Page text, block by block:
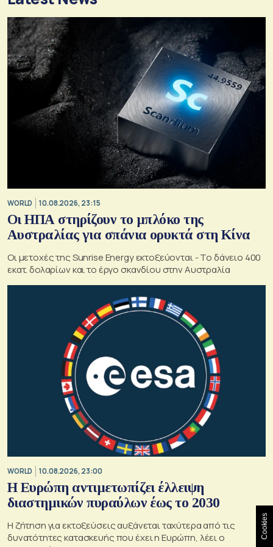
WORLD 10.08.2026, 23:15
Οι ΗΠΑ στηρίζουν το μπλόκο της
Αυστραλίας για σπάνια ορυκτά στη Κίνα
Οι μετοχές της Sunrise Energy εκτοξεύονται - Το δάνειο 400
εκατ. δολαρίων και το έργο σκανδίου στην Αυστραλία
WORLD 10.08.2026, 23:00
Η Ευρώπη αντιμετωπίζει έλλειψη
διαστημικών πυραύλων έως το 2030
Η ζήτηση για εκτοξεύσεις αυξάνεται ταχύτερα από τις
δυνατότητες κατασκευής που έχει η Ευρώπη, λέει ο
Cookies